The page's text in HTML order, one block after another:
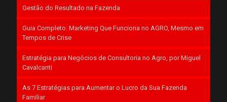
Gestão do Resultado na Fazenda
Guia Completo: Marketing Que Funciona no AGRO, Mesmo em
Tempos de Crise
Estratégia para Negócios de Consultoria no Agro, por Miguel
Cavalcanti
As 7 Estratégias para Aumentar o Lucro da Sua Fazenda
Familiar